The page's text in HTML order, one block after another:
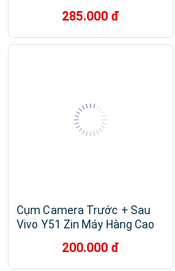
285.000 đ
Cụm Camera Trước + Sau
Vivo Y51 Zin Máy Hàng Cao
200.000 đ